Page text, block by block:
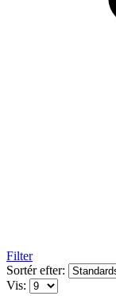
Filter
Sortér efter:
Vis: